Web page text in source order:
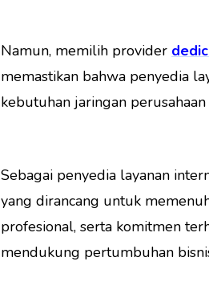
Namun, memilih provider
memastikan bahwa penyedia
kebutuhan jaringan
Sebagai penyedia layanan
yang dirancang untuk
profesional, serta komitmen
mendukung pertumbuhan